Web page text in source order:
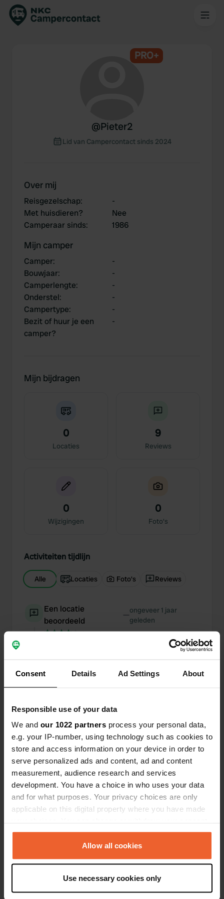
Consent Details Ad Settings About
Responsible use of your data
We and our 1022 partners process your personal data,
e.g. your IP-number, using technology such as cookies to
store and access information on your device in order to
serve personalized ads and content, ad and content
measurement, audience research and services
development. You have a choice in who uses your data
and for what purposes. Your privacy choices are only
applicable on this digital property where you have made
any time from the Cookie Declaration or by clicking on
the Privacy trigger icon.
Collect information about your geographical location
which can be accurate to within several meters
Allow all cookies
Use necessary cookies only
PRO+
@Pieter2
Lid van Campercontact sinds 2024
Over mij
Reisgezelschap:
-
Met huisdieren?
Nee
Camperaar sinds: 1986
Mijn camper
Camper:
-
Bouwjaar:
-
Camperlengte:
-
Onderstel:
-
Campertype:
-
Bezit of huur je een
camper?
-
Mijn bijdragen
0
Locaties
9
Reviews
0
Wijzigingen
0
Foto's
Activiteiten tijdlijn
Alle Locaties Foto's Reviews
Een locatie
beoordeeld
—ongeveer 1 jaar
geleden
Sitecode:157005
prima plek, lekker ruim en vriendelijk ontvangen.
Sitecode:81372
prima plek, midden in de natuur. precies wat een
camperaar nodig heeft!
Een locatie
beoordeeld
— ongeveer 1 jaar
geleden
Sitecode:104577
prima plek, lekker ruim en dicht bij strand. aardige
beheerders mooie plek in de natuur. alleen de
prijs die hier staat klopt niet helemaal.
Een locatie beoordeeld—
Sitecode:59895
prachtige plek in de natuur, dicht bij riviertje.
Een locatie beoordeeld—bijna 7 jaar geleden